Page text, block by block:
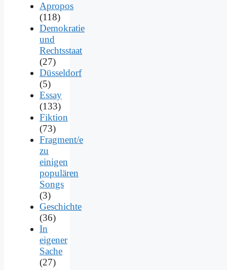
Apropos
(118)
Demokratie
und
Rechtsstaat
(27)
Düsseldorf
(5)
Essay
(133)
Fiktion
(73)
Fragment/e
zu
einigen
populären
Songs
(3)
Geschichte
(36)
In
eigener
Sache
(27)